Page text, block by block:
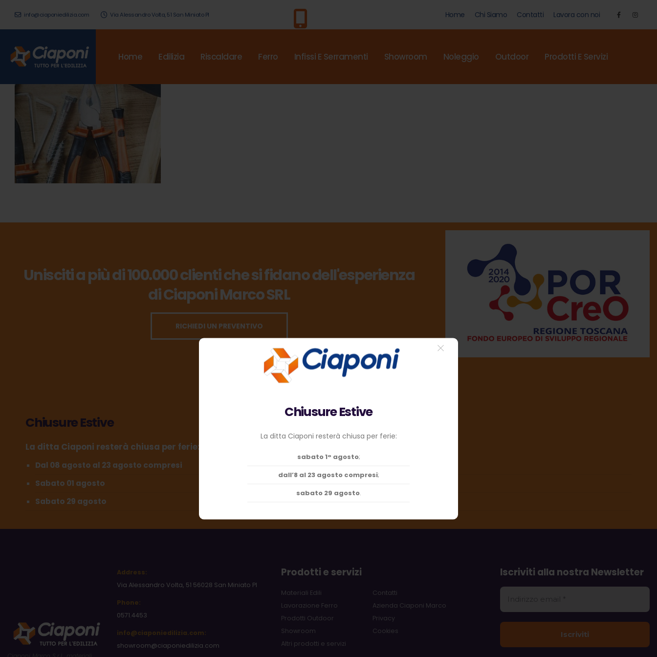
Chiusure Estive
La ditta Ciaponi resterà chiusa per ferie:
sabato 1° agosto;
dall’8 al 23 agosto compresi;
sabato 29 agosto.
info@ciaponiedilizia.com Via Alessandro Volta, 51 San Miniato PI Home Chi Siamo Contatti Lavora con noi
Home Edilizia Riscaldare Ferro Infissi E Serramenti Showroom Noleggio Outdoor Prodotti E Servizi
Unisciti a più di 100.000 clienti che si fidano dell'esperienza
di Ciaponi Marco SRL
RICHIEDI UN PREVENTIVO
Chiusure Estive
La ditta Ciaponi resterà chiusa per ferie:
Dal 08 agosto al 23 agosto compresi
Sabato 01 agosto
Sabato 29 agosto
Address:
Via Alessandro Volta, 51 56028 San Miniato PI
Phone:
0571.4453
info@ciaponiedilizia.com:
showroom@ciaponiedilizia.com
Prodotti e servizi
Materiali Edili
Lavorazione Ferro
Prodotti Outdoor
Showroom
Altri prodotti e servizi
Contatti
Azienda Ciaponi Marco
Privacy
Cookies
Iscriviti alla nostra Newsletter